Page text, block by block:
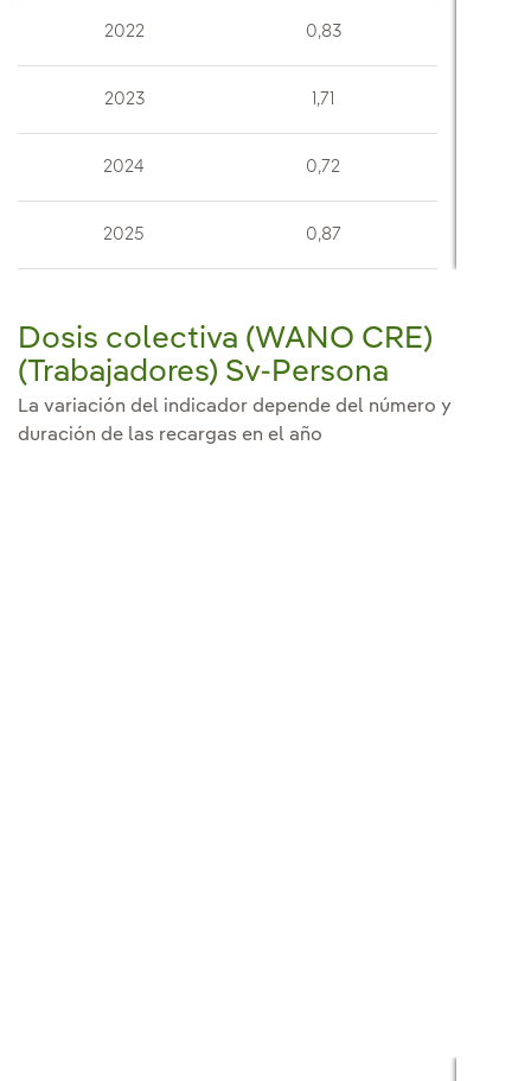
2022 0,83
2023 1,71
2024 0,72
2025 0,87
Dosis colectiva (WANO CRE)
(Trabajadores) Sv-Persona
La variación del indicador depende del número y
duración de las recargas en el año